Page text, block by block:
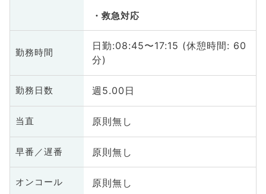
救急対応
勤務時間
日勤:08:45〜17:15 (休憩時間: 60
分)
勤務日数 週5.00日
当直 原則無し
早番／遅番 原則無し
オンコール 原則無し